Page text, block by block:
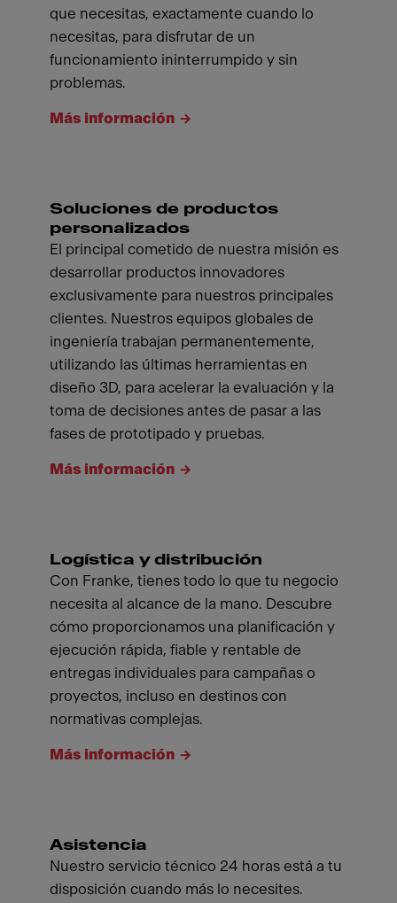
que necesitas, exactamente cuando lo
necesitas, para disfrutar de un
funcionamiento ininterrumpido y sin
problemas.
Más información
Soluciones de productos
personalizados
El principal cometido de nuestra misión es
desarrollar productos innovadores
exclusivamente para nuestros principales
clientes. Nuestros equipos globales de
ingeniería trabajan permanentemente,
utilizando las últimas herramientas en
diseño 3D, para acelerar la evaluación y la
toma de decisiones antes de pasar a las
fases de prototipado y pruebas.
Más información
Logística y distribución
Con Franke, tienes todo lo que tu negocio
necesita al alcance de la mano. Descubre
cómo proporcionamos una planificación y
ejecución rápida, fiable y rentable de
entregas individuales para campañas o
proyectos, incluso en destinos con
normativas complejas.
Más información
Asistencia
Nuestro servicio técnico 24 horas está a tu
disposición cuando más lo necesites.